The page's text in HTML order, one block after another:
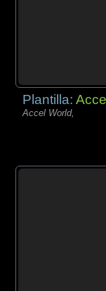
Plantilla:
Accel World,